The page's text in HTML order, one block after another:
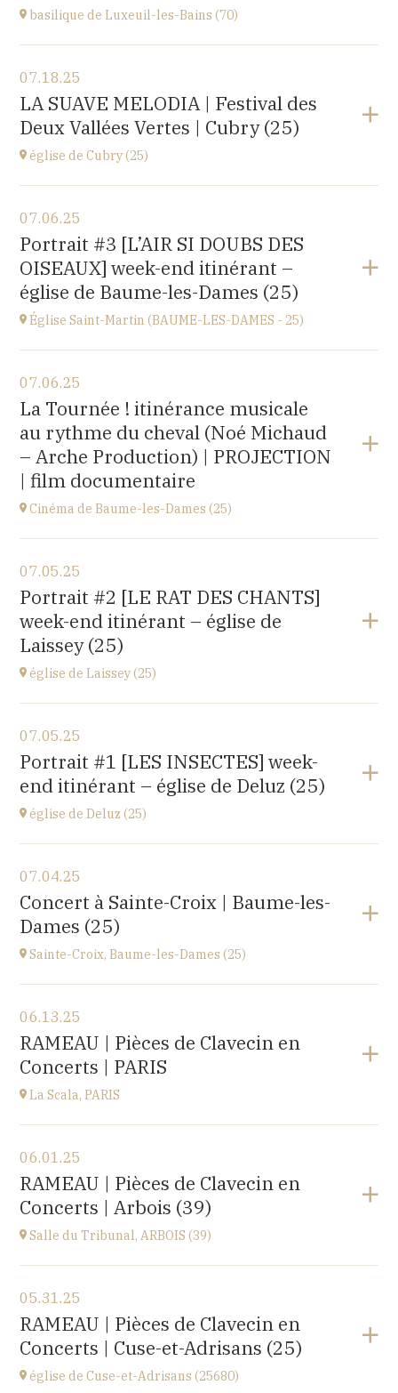
basilique de Luxeuil-les-Bains (70)
Basilique Saint Pierre,
place de l'Abbaye, 70300 Luxeuil-les-Bains
at21H00
Buy your tickets
07.18.25
LA SUAVE MELODIA | Festival des
Deux Vallées Vertes | Cubry (25)
église de Cubry (25)
église Saint-Léger,
rue du Château, 25680 Cubry
at20H00
07.06.25
Portrait #3 [L’AIR SI DOUBS DES
OISEAUX] week-end itinérant –
église de Baume-les-Dames (25)
Église Saint-Martin (BAUME-LES-DAMES - 25)
église Saint-Martin,
place St Martin, 25110 Baume-les-Dames
at17H00
07.06.25
La Tournée ! itinérance musicale
au rythme du cheval (Noé Michaud
– Arche Production) | PROJECTION
| film documentaire
Cinéma de Baume-les-Dames (25)
Stella Cinéma,
14 rue Juifs, 25110 Baume les Dames
at14H30
07.05.25
Portrait #2 [LE RAT DES CHANTS]
week-end itinérant – église de
Laissey (25)
église de Laissey (25)
église Saint-Antide,
27 Rue de la Chapelle, 25820 Laissey
at17H00
07.05.25
Portrait #1 [LES INSECTES] week-
end itinérant – église de Deluz (25)
église de Deluz (25)
église Saint-Martin,
1 Rue de l'Église, 25960 Deluz
at13H30
07.04.25
Concert à Sainte-Croix | Baume-les-
Dames (25)
Sainte-Croix, Baume-les-Dames (25)
EHPAD du Centre hospitalier Sainte-Croix,
1 avenue du Président Kennedy, 25110 BAUME-LES-
DAMES
06.13.25
RAMEAU | Pièces de Clavecin en
Concerts | PARIS
La Scala, PARIS
La Scala, PARIS
13, boulevard de Strasbourg 75010 Paris
at19H30
Go to site
06.01.25
RAMEAU | Pièces de Clavecin en
Concerts | Arbois (39)
Salle du Tribunal, ARBOIS (39)
Salle du Tribunal, ARBOIS (39)
10 rue de l’hôtel de ville, 39600 ARBOIS
at17H00
05.31.25
RAMEAU | Pièces de Clavecin en
Concerts | Cuse-et-Adrisans (25)
église de Cuse-et-Adrisans (25680)